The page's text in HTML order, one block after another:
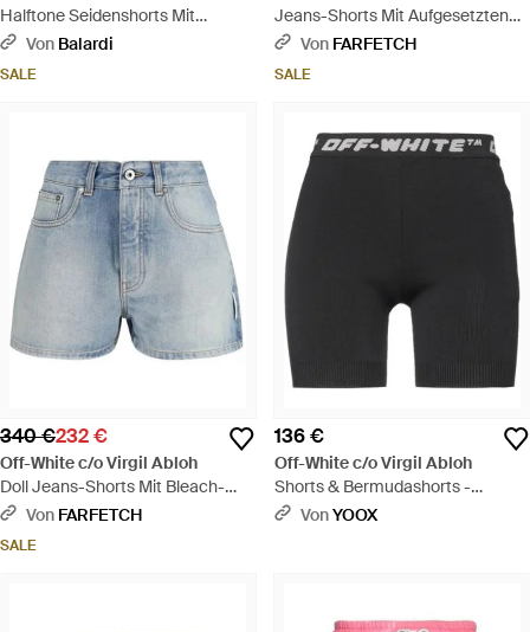
Halftone Seidenshorts Mit
Farbverlauf-Optik - Blau
Von Balardi
SALE
Jeans-Shorts Mit Aufgesetzten
Taschen - Blau
Von FARFETCH
SALE
340 €232 €
Off-White c/o Virgil Abloh
Doll Jeans-Shorts Mit Bleach-
Effekt - Blau
Von FARFETCH
SALE
136 €
Off-White c/o Virgil Abloh
Shorts & Bermudashorts -
Schwarz
VonYOOX